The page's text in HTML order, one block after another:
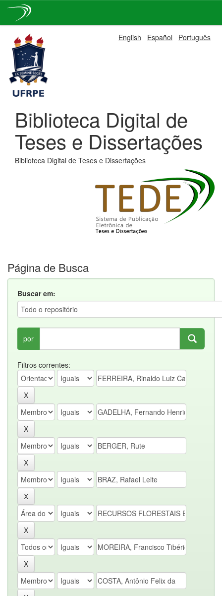
navigation
English Español Português
Biblioteca Digital de
Teses e Dissertações
Biblioteca Digital de Teses e Dissertações
Página de Busca
Buscar em:
por
Filtros correntes: